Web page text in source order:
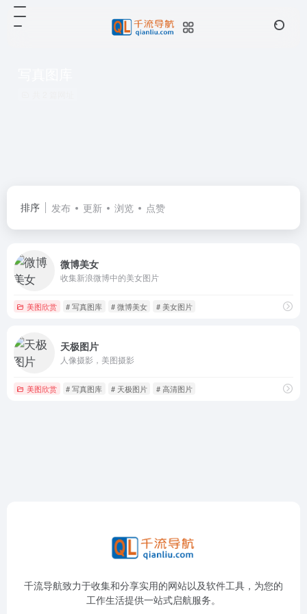
排序 发布 更新 浏览 点赞
微博美女
收集新浪微博中的美女图片
美图欣赏 # 写真图库 # 微博美女 # 美女图片
天极图片
人像摄影，美图摄影
美图欣赏 # 写真图库 # 天极图片 # 高清图片
千流导航致力于收集和分享实用的网站以及软件工具，为您的
工作生活提供一站式启航服务。